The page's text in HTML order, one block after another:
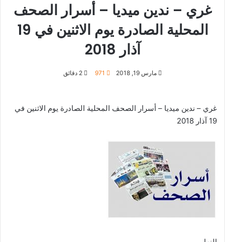
غري – ندين ميديا – أسرار الصحف
المحلية الصادرة يوم الاثنين في 19
آذار 2018
مارس 19, 2018 971
غري – ندين ميديا – أسرار الصحف المحلية الصادرة يوم الاثنين في
19 آذار 2018